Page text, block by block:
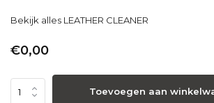
Bekijk alles LEATHER CLEANER
€0,00
Toevoegen aan